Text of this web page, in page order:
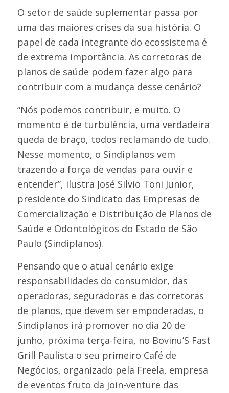
O setor de saúde suplementar passa por
uma das maiores crises da sua história. O
papel de cada integrante do ecossistema é
de extrema importância. As corretoras de
planos de saúde podem fazer algo para
contribuir com a mudança desse cenário?
“Nós podemos contribuir, e muito. O
momento é de turbulência, uma verdadeira
queda de braço, todos reclamando de tudo.
Nesse momento, o Sindiplanos vem
trazendo a força de vendas para ouvir e
entender”, ilustra José Silvio Toni Junior,
presidente do Sindicato das Empresas de
Comercialização e Distribuição de Planos de
Saúde e Odontológicos do Estado de São
Paulo (Sindiplanos).
Pensando que o atual cenário exige
responsabilidades do consumidor, das
operadoras, seguradoras e das corretoras
de planos, que devem ser empoderadas, o
Sindiplanos irá promover no dia 20 de
junho, próxima terça-feira, no Bovinu’S Fast
Grill Paulista o seu primeiro Café de
Negócios, organizado pela Freela, empresa
de eventos fruto da join-venture das